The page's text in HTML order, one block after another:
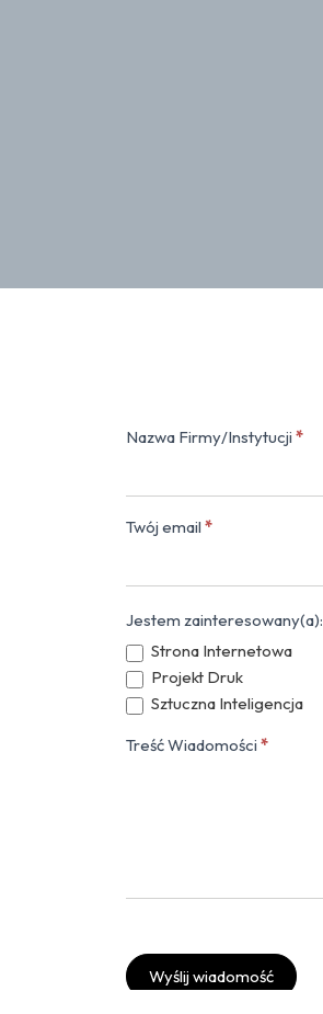
Kontakt
Nazwa Firmy/Instytucji *
Twój email *
Jestem zainteresowany(a):
Strona Internetowa
Projekt Druk
Sztuczna Inteligencja
Treść Wiadomości *
Wyślij wiadomość